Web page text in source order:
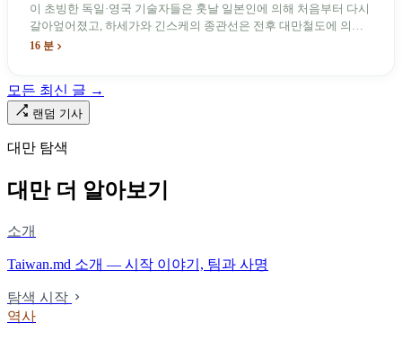
이 초빙한 독일·영국 기술자들은 훗날 일본인에 의해 처음부터 다시
갈아엎어졌고, 하세가와 긴스케의 종관선은 전후 대만철도에 의해
이름과 번호가 바뀌었다. 세대마다 앞선 세대의 기록을 주석으로 밀
다. 마침내 푸유마·타로코 세대에 이르러서야 원주민 지명이 다시 철
로 위에 깔렸다.
16 분
모든 최신 글 →
랜덤 기사
대만 탐색
대만 더 알아보기
소개
Taiwan.md 소개 — 시작 이야기, 팀과 사명
탐색 시작
역사